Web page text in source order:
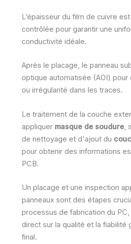
L’épaisseur du film de cuivre
contrôlée pour garantir une
conductivité idéale.
Après le placage, le panneau
optique automatisée (AOI)
ou irrégularité dans les traces.
Le traitement de la couche
appliquer masque de soudure
de nettoyage et d'ajout du
pour obtenir des informations
PCB.
Un placage et une inspection
panneaux sont des étapes
processus de fabrication du
direct sur la qualité et la fiabilité
final.